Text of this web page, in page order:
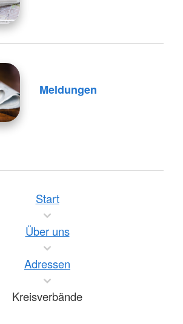
Meldungen
Start
Über uns
Adressen
Kreisverbände